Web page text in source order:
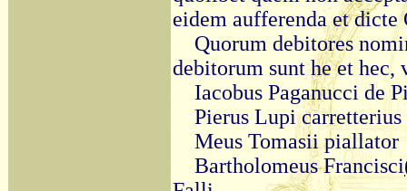
eidem aufferenda et dicte
Quorum debitores
debitorum sunt he et hec,
Iacobus Paganucci de
Pierus Lupi carretterius
Meus Tomasii piallator
Bartholomeus Francisci